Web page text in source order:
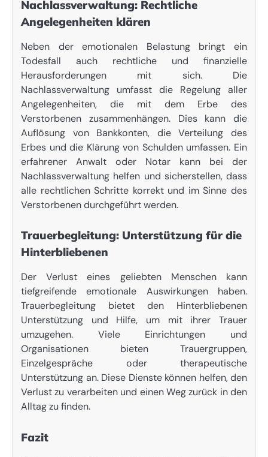
Nachlassverwaltung: Rechtliche
Angelegenheiten klären
Neben der emotionalen Belastung bringt ein
Todesfall auch rechtliche und finanzielle
Herausforderungen mit sich. Die
Nachlassverwaltung umfasst die Regelung aller
Angelegenheiten, die mit dem Erbe des
Verstorbenen zusammenhängen. Dies kann die
Auflösung von Bankkonten, die Verteilung des
Erbes und die Klärung von Schulden umfassen. Ein
erfahrener Anwalt oder Notar kann bei der
Nachlassverwaltung helfen und sicherstellen, dass
alle rechtlichen Schritte korrekt und im Sinne des
Verstorbenen durchgeführt werden.
Trauerbegleitung: Unterstützung für die
Hinterbliebenen
Der Verlust eines geliebten Menschen kann
tiefgreifende emotionale Auswirkungen haben.
Trauerbegleitung bietet den Hinterbliebenen
Unterstützung und Hilfe, um mit ihrer Trauer
umzugehen. Viele Einrichtungen und
Organisationen bieten Trauergruppen,
Einzelgespräche oder therapeutische
Unterstützung an. Diese Dienste können helfen, den
Verlust zu verarbeiten und einen Weg zurück in den
Alltag zu finden.
Fazit